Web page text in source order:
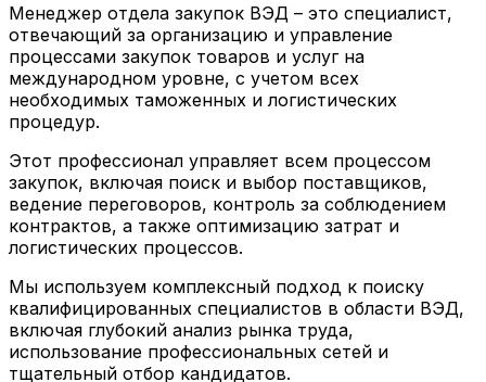
Менеджер отдела закупок ВЭД – это специалист,
отвечающий за организацию и управление
процессами закупок товаров и услуг на
международном уровне, с учетом всех
необходимых таможенных и логистических
процедур.
Этот профессионал управляет всем процессом
закупок, включая поиск и выбор поставщиков,
ведение переговоров, контроль за соблюдением
контрактов, а также оптимизацию затрат и
логистических процессов.
Мы используем комплексный подход к поиску
квалифицированных специалистов в области ВЭД,
включая глубокий анализ рынка труда,
использование профессиональных сетей и
тщательный отбор кандидатов.